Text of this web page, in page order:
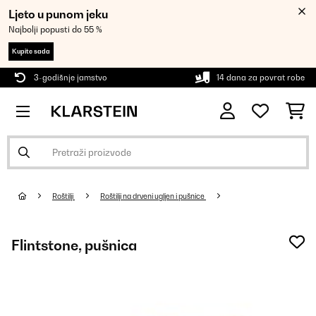
Ljeto u punom jeku
Najbolji popusti do 55 %
Kupite sada
3-godišnje jamstvo 14 dana za povrat robe
Roštilji Roštilji na drveni ugljen i pušnice
Flintstone, pušnica